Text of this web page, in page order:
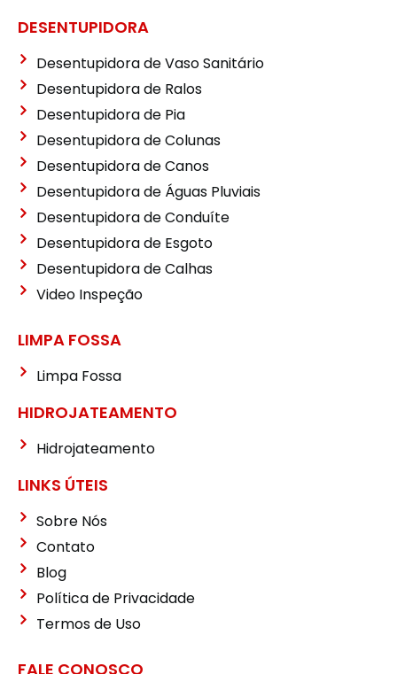
DESENTUPIDORA
Desentupidora de Vaso Sanitário
Desentupidora de Ralos
Desentupidora de Pia
Desentupidora de Colunas
Desentupidora de Canos
Desentupidora de Águas Pluviais
Desentupidora de Conduíte
Desentupidora de Esgoto
Desentupidora de Calhas
Video Inspeção
LIMPA FOSSA
Limpa Fossa
HIDROJATEAMENTO
Hidrojateamento
LINKS ÚTEIS
Sobre Nós
Contato
Blog
Política de Privacidade
Termos de Uso
FALE CONOSCO